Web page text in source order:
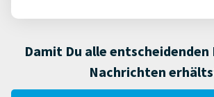
Damit Du alle
Nachrichten